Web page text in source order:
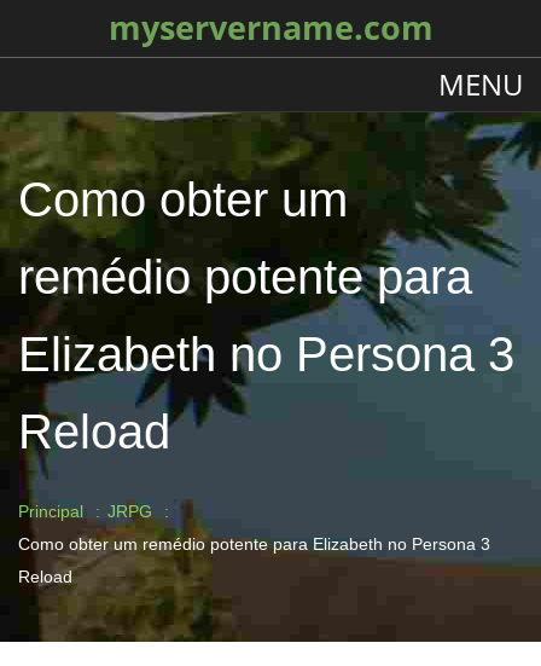
myservername.com
MENU
Como obter um
remédio potente para
Elizabeth no Persona 3
Reload
Principal
JRPG
Como obter um remédio potente para Elizabeth no Persona 3
Reload